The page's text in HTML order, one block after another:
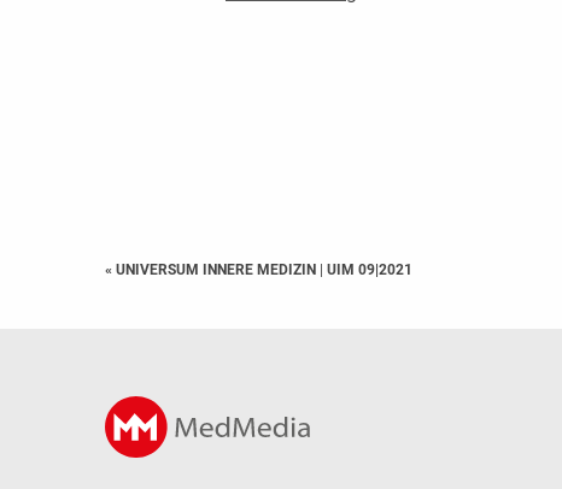
« UNIVERSUM INNERE MEDIZIN | UIM 09|2021